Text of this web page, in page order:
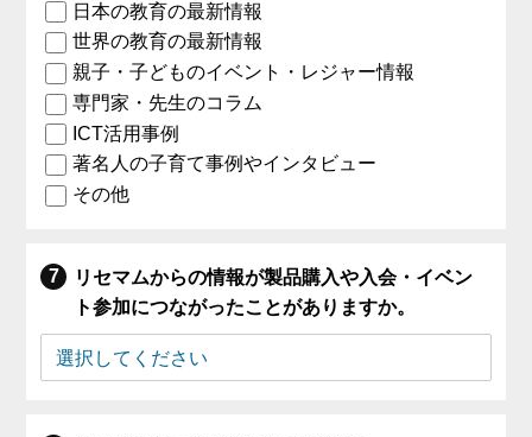
日本の教育の最新情報
世界の教育の最新情報
親子・子どものイベント・レジャー情報
専門家・先生のコラム
ICT活用事例
著名人の子育て事例やインタビュー
その他
リセマムからの情報が製品購入や入会・イベン
ト参加につながったことがありますか。